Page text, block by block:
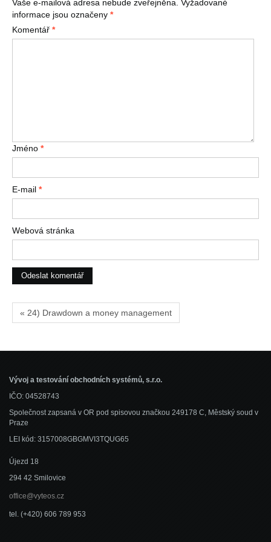
Vaše e-mailová adresa nebude zveřejněna. Vyžadované
informace jsou označeny *
Komentář *
Jméno *
E-mail *
Webová stránka
« 24) Drawdown a money management
Vývoj a testování obchodních systémů, s.r.o.
IČO: 04528743
Společnost zapsaná v OR pod spisovou značkou 249178 C, Městský soud v
Praze
LEI kód: 3157008GBGMVI3TQUG65
Újezd 18
294 42 Smilovice
office@vyteos.cz
tel. (+420) 606 789 953